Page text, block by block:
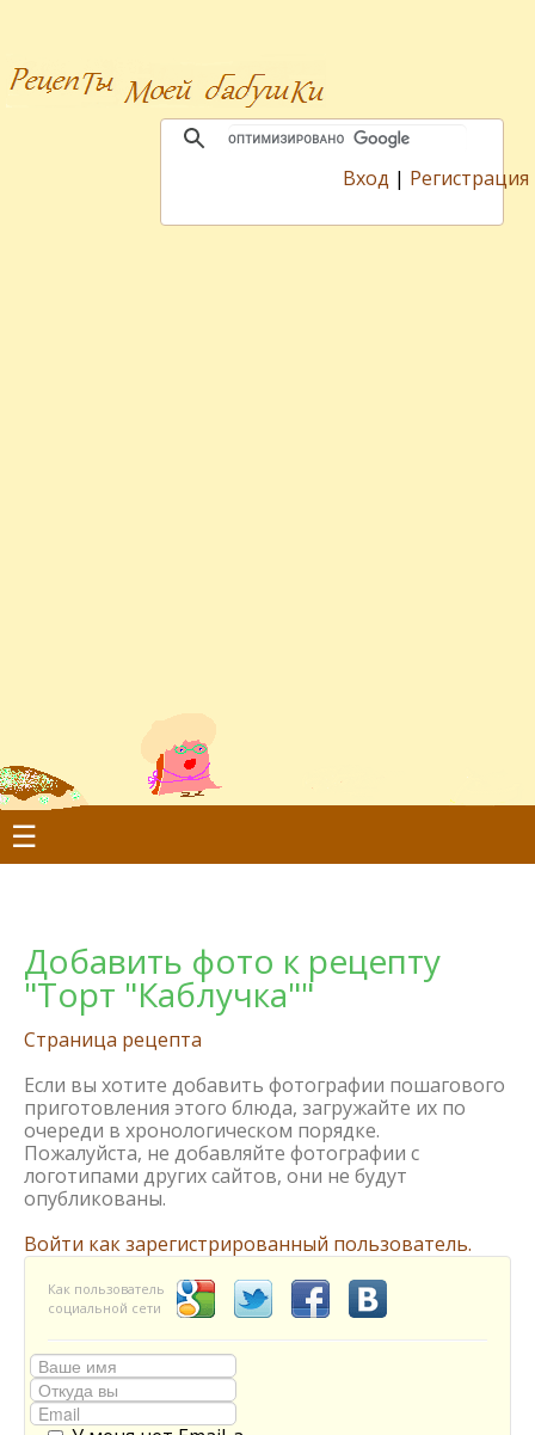
Вход | Регистрация
☰
Добавить фото к рецепту
"Торт "Каблучка""
Страница рецепта
Если вы хотите добавить фотографии пошагового
приготовления этого блюда, загружайте их по
очереди в хронологическом порядке.
Пожалуйста, не добавляйте фотографии с
логотипами других сайтов, они не будут
опубликованы.
Войти как зарегистрированный пользователь.
Как пользователь
социальной сети